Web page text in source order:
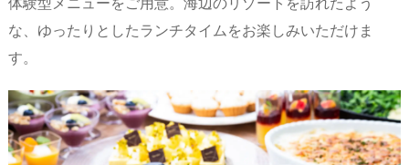
な、ゆったりとしたランチタイムをお楽しみいただけま
す。